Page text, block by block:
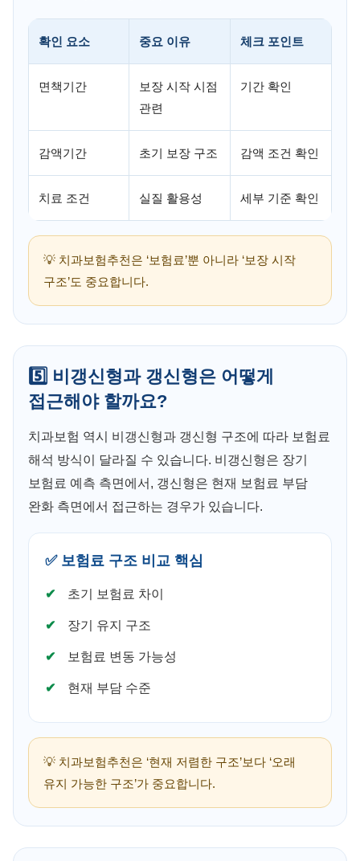
확인 요소 중요 이유 체크 포인트
면책기간
보장 시작 시점
관련
기간 확인
감액기간 초기 보장 구조 감액 조건 확인
치료 조건 실질 활용성 세부 기준 확인
💡 치과보험추천은 ‘보험료’뿐 아니라 ‘보장 시작
구조’도 중요합니다.
5️⃣ 비갱신형과 갱신형은 어떻게
접근해야 할까요?
치과보험 역시 비갱신형과 갱신형 구조에 따라 보험료
해석 방식이 달라질 수 있습니다. 비갱신형은 장기
보험료 예측 측면에서, 갱신형은 현재 보험료 부담
완화 측면에서 접근하는 경우가 있습니다.
✅ 보험료 구조 비교 핵심
초기 보험료 차이
장기 유지 구조
보험료 변동 가능성
현재 부담 수준
💡 치과보험추천은 ‘현재 저렴한 구조’보다 ‘오래
유지 가능한 구조’가 중요합니다.